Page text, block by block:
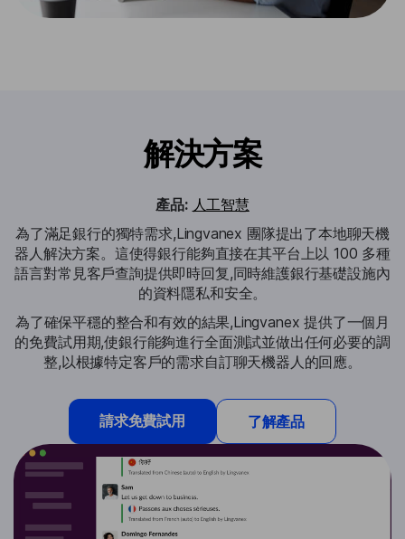
解決方案
產品: 人工智慧
為了滿足銀行的獨特需求,Lingvanex 團隊提出了本地聊天機
器人解決方案。這使得銀行能夠直接在其平台上以 100 多種
語言對常見客戶查詢提供即時回复,同時維護銀行基礎設施內
的資料隱私和安全。
為了確保平穩的整合和有效的結果,Lingvanex 提供了一個月
的免費試用期,使銀行能夠進行全面測試並做出任何必要的調
整,以根據特定客戶的需求自訂聊天機器人的回應。
請求免費試用 了解產品